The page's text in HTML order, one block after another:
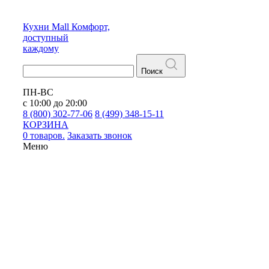
Кухни Mall Комфорт,
доступный
каждому
Поиск
ПН-ВС
с 10:00 до 20:00
8 (800) 302-77-06 8 (499) 348-15-11
КОРЗИНА
0 товаров. Заказать звонок
Меню